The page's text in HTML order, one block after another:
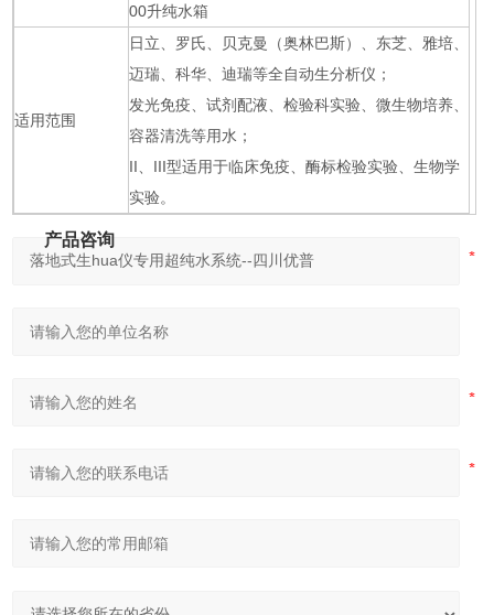
00升纯水箱
适用范围
日立、罗氏、贝克曼（奥林巴斯）、东芝、雅培、
迈瑞、科华、迪瑞等全自动生分析仪；
发光免疫、试剂配液、检验科实验、微生物培养、
容器清洗等用水；
II、III型适用于临床免疫、酶标检验实验、生物学
实验。
产品咨询